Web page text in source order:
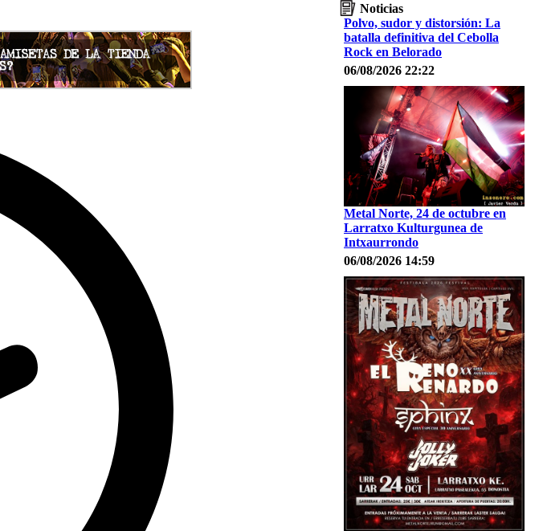
Noticias
Polvo, sudor y distorsión: La
batalla definitiva del Cebolla
Rock en Belorado
06/08/2026 22:22
Metal Norte, 24 de octubre en
Larratxo Kulturgunea de
Intxaurrondo
06/08/2026 14:59